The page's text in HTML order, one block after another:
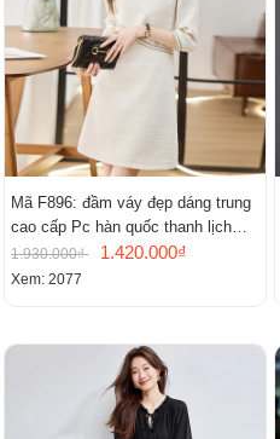
Mã F896: đầm váy đẹp dáng trung
cao cấp Pc hàn quốc thanh lịch
mới
1.930.000₫ 1.420.000₫
Xem: 2077